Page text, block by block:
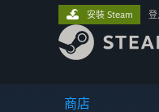
商店
安裝 Steam 登